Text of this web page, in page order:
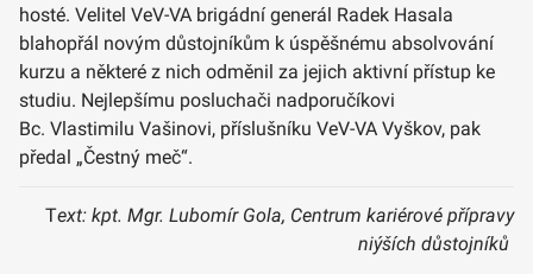
hosté. Velitel VeV-VA brigádní generál Radek Hasala
blahopřál novým důstojníkům k úspěšnému absolvování
kurzu a některé z nich odměnil za jejich aktivní přístup ke
studiu. Nejlepšímu posluchači nadporučíkovi
Bc. Vlastimilu Vašinovi, příslušníku VeV-VA Vyškov, pak
předal „Čestný meč“.
Text: kpt. Mgr. Lubomír Gola, Centrum kariérové přípravy
niýších důstojníků